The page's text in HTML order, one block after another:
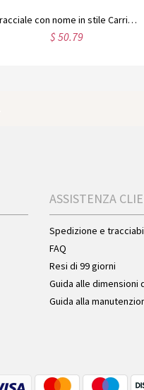
Bracciale con nome in stile Carrie in argento 925 placcato oro rosa
$ 50.79
ASSISTENZA
Spedizione e
FAQ
Resi di 99 giorni
Guida alle dimensioni
Guida alla